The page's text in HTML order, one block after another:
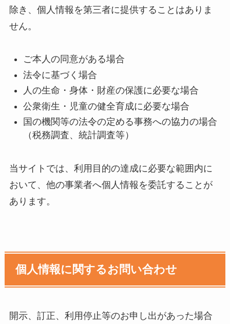
除き、個人情報を第三者に提供することはありま
せん。
ご本人の同意がある場合
法令に基づく場合
人の生命・身体・財産の保護に必要な場合
公衆衛生・児童の健全育成に必要な場合
国の機関等の法令の定める事務への協力の場合
（税務調査、統計調査等）
当サイトでは、利用目的の達成に必要な範囲内に
おいて、他の事業者へ個人情報を委託することが
あります。
個人情報に関するお問い合わせ
開示、訂正、利用停止等のお申し出があった場合